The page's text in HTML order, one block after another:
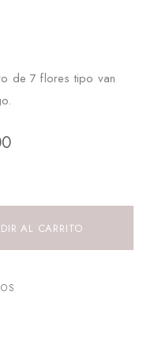
de 7 flores tipo van
AL CARRITO